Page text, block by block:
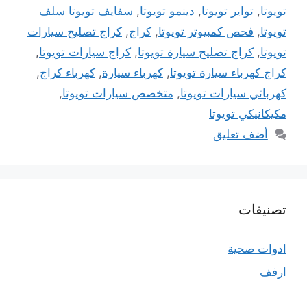
تويوتا, تواير تويوتا, دينمو تويوتا, سفايف تويوتا سلف
تويوتا, فحص كمبيوتر تويوتا, كراج, كراج تصليح سيارات
تويوتا, كراج تصليح سيارة تويوتا, كراج سيارات تويوتا,
كراج كهرباء سيارة تويوتا, كهرباء سيارة, كهرباء كراج,
كهربائي سيارات تويوتا, متخصص سيارات تويوتا,
مكيكانيكي تويوتا
أضف تعليق
تصنيفات
ادوات صحية
ارفف